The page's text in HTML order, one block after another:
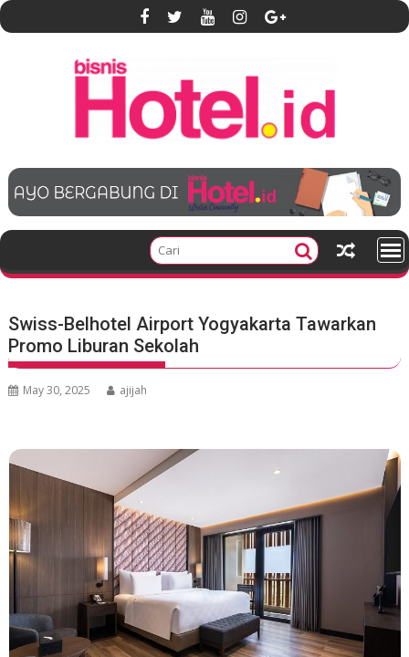
S
k
e
t
Swiss-Belhotel Airport Yogyakarta Tawarkan
Promo Liburan Sekolah
May 30, 2025 ajijah